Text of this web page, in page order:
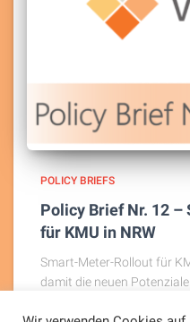
POLICY BRIEFS
Policy Brief Nr. 12
für KMU in NRW
Smart-Meter-Rollout für
damit die neuen